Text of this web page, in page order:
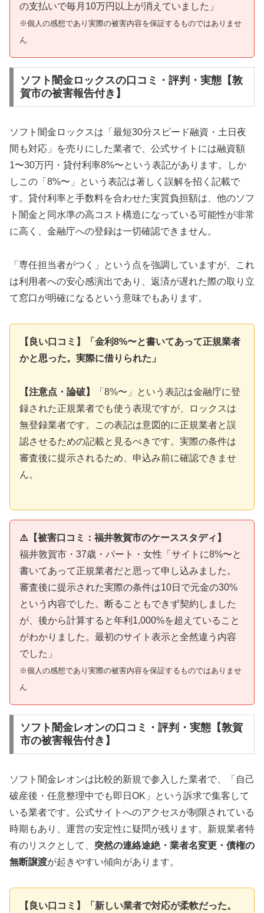
の支払いで毎月10万円以上が消えていました」
※個人の感想であり実際の被害内容を保証するものではありませ
ん
ソフト闇金ロックスの口コミ・評判・実態【敦
賀市の被害報告付き】
ソフト闇金ロックスは「最短30分スピード融資・土日夜
間も対応」を売りにした業者で、公式サイトには融資額
1〜30万円・貸付利率8%〜という表記があります。しか
しこの「8%〜」という表記は著しく誤解を招く記載で
す。貸付利率と手数料を合わせた実質負担額は、他のソフ
ト闇金と同水準の高コスト構造になっている可能性が非常
に高く、金融庁への登録は一切確認できません。
「専任担当者がつく」という点を強調していますが、これ
は利用者への安心感演出であり、返済が遅れた際の取り立
て窓口が明確になるという意味でもあります。
【良い口コミ】「金利8%〜と書いてあって正規業者
かと思った。実際に借りられた」
【注意点・論破】
「8%〜」という表記は金融庁に登
録された正規業者でも使う表現ですが、ロックスは
無登録業者です。この表記は意図的に正規業者と誤
認させるための記載と見るべきです。実際の条件は
審査後に提示されるため、申込み前に確認できませ
ん。
⚠️【被害口コミ：福井敦賀市のケーススタディ】
福井敦賀市・37歳・パート・女性「サイトに8%〜と
書いてあって正規業者だと思って申し込みました。
審査後に提示された実際の条件は10日で元金の30%
という内容でした。断ることもできず契約しました
が、後から計算すると年利1,000%を超えていること
がわかりました。最初のサイト表示と全然違う内容
でした」
※個人の感想であり実際の被害内容を保証するものではありませ
ん
ソフト闇金レオンの口コミ・評判・実態【敦賀
市の被害報告付き】
ソフト闇金レオンは比較的新規で参入した業者で、「自己
破産後・任意整理中でも即日OK」という訴求で集客して
いる業者です。公式サイトへのアクセスが制限されている
時期もあり、運営の安定性に疑問が残ります。新規業者特
有のリスクとして、 突然の連絡途絶・業者名変更・債権の
無断譲渡が起きやすい傾向があります。
【良い口コミ】「新しい業者で対応が柔軟だった。